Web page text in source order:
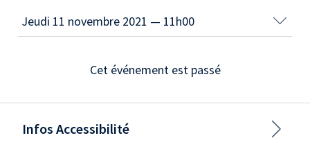
Cet événement est passé
Infos Accessibilité